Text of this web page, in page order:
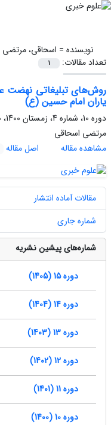
نویسنده = اسحاقی، مرتضی
تعداد مقالات:
1
روش‌های تبلیغاتی نهضت
یاران امام حسین (ع)
دوره 10، شماره 4، زمستان 1400، صفحه
مرتضی اسحاقی
مشاهده مقاله
اصل مقاله
مقالات آماده انتشار
شماره جاری
شماره‌های پیشین نشریه
دوره 15 (1405)
دوره 14 (1404)
دوره 13 (1403)
دوره 12 (1402)
دوره 11 (1401)
دوره 10 (1400)